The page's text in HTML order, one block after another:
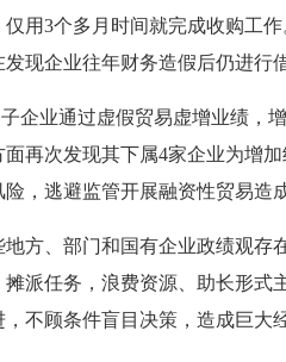
用3个多月时间就完成收购工
现企业往年财务造假后仍进行
业通过虚假贸易虚增业绩，增
面再次发现其下属4家企业为增
，逃避监管开展融资性贸易造
、部门和国有企业政绩观存
派任务，浪费资源、助长形
不顾条件盲目决策，造成巨大